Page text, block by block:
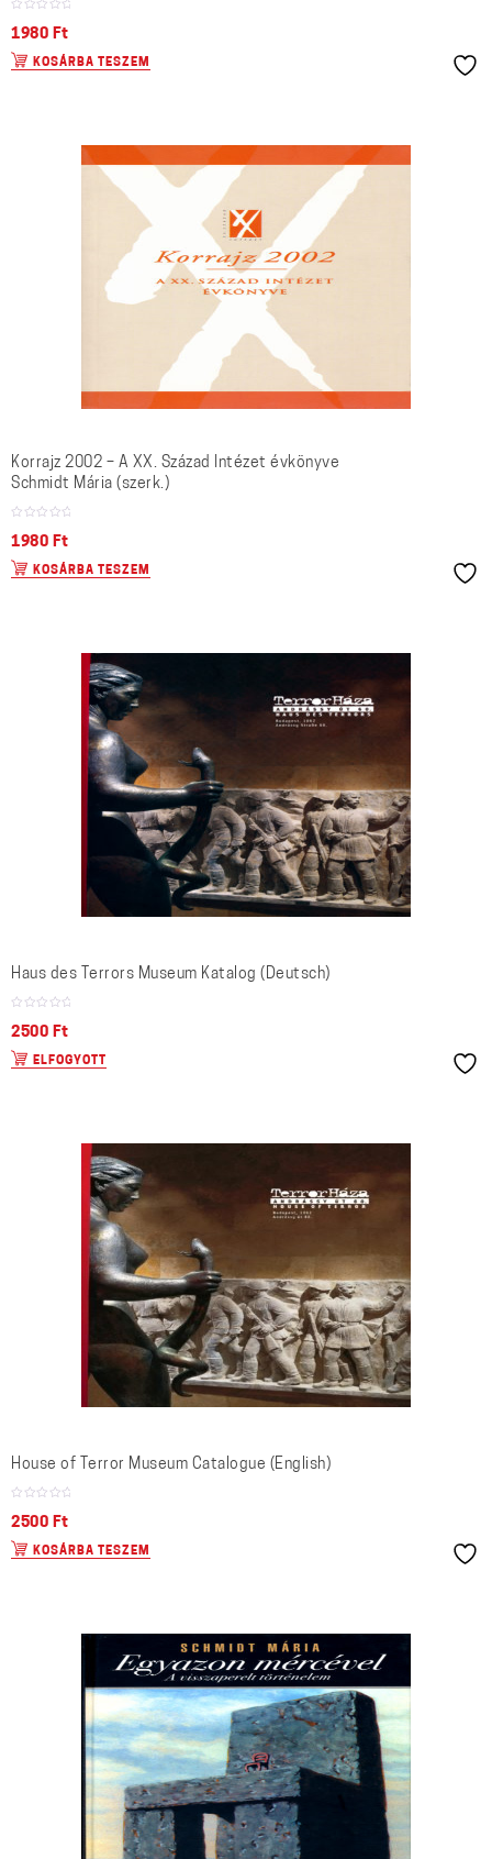
1980 Ft
KOSÁRBA TESZEM
Korrajz 2002 – A XX. Század Intézet évkönyve
Schmidt Mária (szerk.)
1980 Ft
KOSÁRBA TESZEM
Haus des Terrors Museum Katalog (Deutsch)
2500 Ft
ELFOGYOTT
House of Terror Museum Catalogue (English)
2500 Ft
KOSÁRBA TESZEM